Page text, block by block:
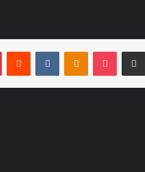
PinterestReddit VKontakteOdnoklassniki
Pocket